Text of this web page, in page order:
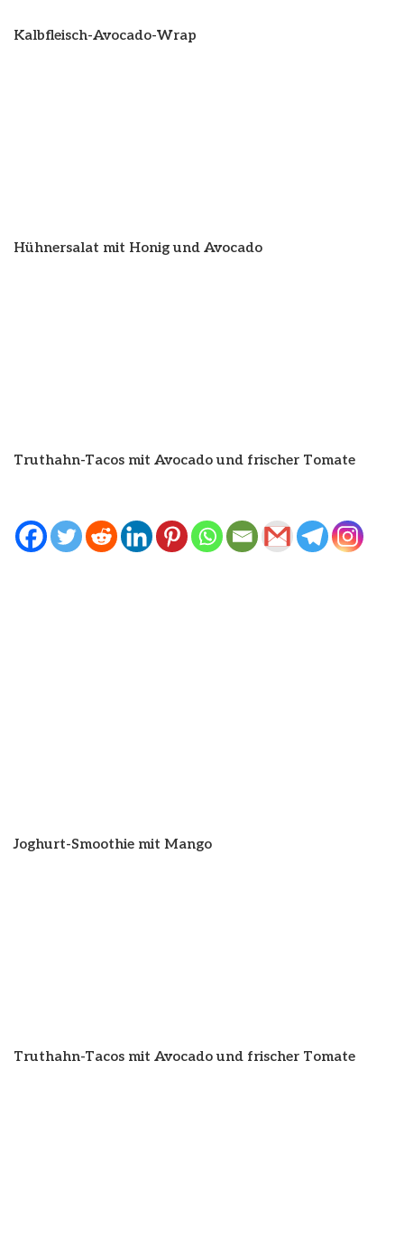
Kalbfleisch-Avocado-Wrap
Hühnersalat mit Honig und Avocado
Truthahn-Tacos mit Avocado und frischer Tomate
Joghurt-Smoothie mit Mango
Truthahn-Tacos mit Avocado und frischer Tomate